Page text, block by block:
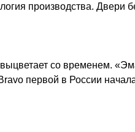
производства. Двери
со временем.
первой в России